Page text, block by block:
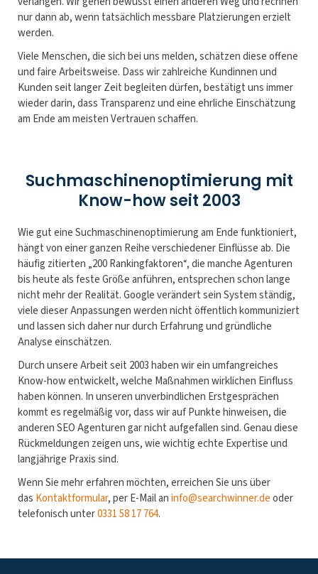
nur dann ab, wenn tatsächlich messbare Platzierungen erzielt
werden.
Viele Menschen, die sich bei uns melden, schätzen diese offene
und faire Arbeitsweise. Dass wir zahlreiche Kundinnen und
Kunden seit langer Zeit begleiten dürfen, bestätigt uns immer
wieder darin, dass Transparenz und eine ehrliche Einschätzung
am Ende am meisten Vertrauen schaffen.
Suchmaschinenoptimierung mit
Know-how seit 2003
Wie gut eine Suchmaschinenoptimierung am Ende funktioniert,
hängt von einer ganzen Reihe verschiedener Einflüsse ab. Die
häufig zitierten „200 Rankingfaktoren“, die manche Agenturen
bis heute als feste Größe anführen, entsprechen schon lange
nicht mehr der Realität. Google verändert sein System ständig,
viele dieser Anpassungen werden nicht öffentlich kommuniziert
und lassen sich daher nur durch Erfahrung und gründliche
Analyse einschätzen.
Durch unsere Arbeit seit 2003 haben wir ein umfangreiches
Know-how entwickelt, welche Maßnahmen wirklichen Einfluss
haben können. In unseren unverbindlichen Erstgesprächen
kommt es regelmäßig vor, dass wir auf Punkte hinweisen, die
anderen SEO Agenturen gar nicht aufgefallen sind. Genau diese
Rückmeldungen zeigen uns, wie wichtig echte Expertise und
langjährige Praxis sind.
Wenn Sie mehr erfahren möchten, erreichen Sie uns über
das Kontaktformular, per E-Mail aninfo@searchwinner.deoder
telefonisch unter0331 58 17 764.